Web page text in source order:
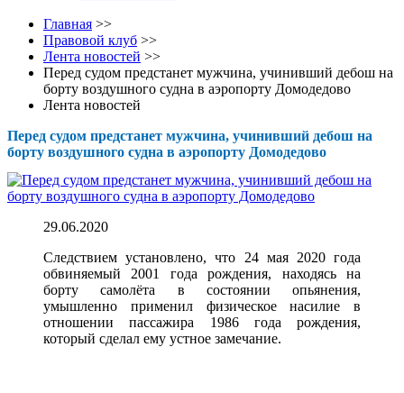
Главная >>
Правовой клуб >>
Лента новостей >>
Перед судом предстанет мужчина, учинивший дебош на
борту воздушного судна в аэропорту Домодедово
Лента новостей
Перед судом предстанет мужчина, учинивший дебош на
борту воздушного судна в аэропорту Домодедово
29.06.2020
Следствием установлено, что 24 мая 2020 года
обвиняемый 2001 года рождения, находясь на
борту самолёта в состоянии опьянения,
умышленно применил физическое насилие в
отношении пассажира 1986 года рождения,
который сделал ему устное замечание.